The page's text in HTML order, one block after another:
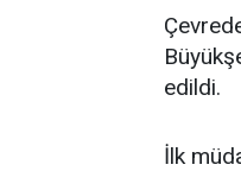
edildi.
İlk